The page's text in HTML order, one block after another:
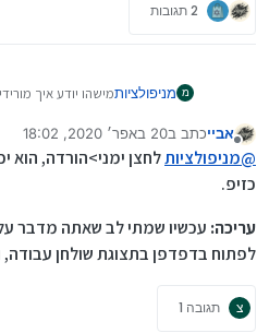
2 תגובות
מ מניפולציותמישהו יודע איך
מנותק
אבייכתב ב20 באפר׳ 2020, 18:02
נערך לאחרונה על ידי אביי
@מניפולציותלחצן ימני>הורדה, הוא
כזיפ.
עריכה: עכשיו שמתי לב שאתה מדבר על
לפתוח בדפדפן בתצוגת שולחן עבודה,
צ תגובה 1